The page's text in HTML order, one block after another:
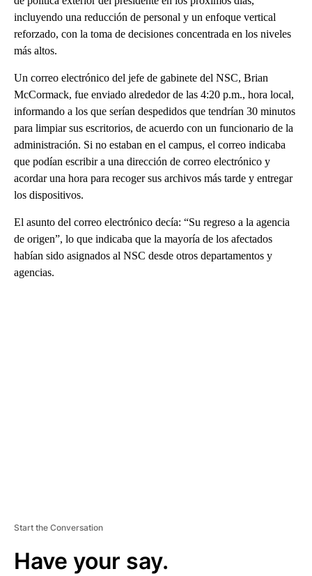
incluyendo una reducción de personal y un enfoque vertical
reforzado, con la toma de decisiones concentrada en los niveles
más altos.
Un correo electrónico del jefe de gabinete del NSC, Brian
McCormack, fue enviado alrededor de las 4:20 p.m., hora local,
informando a los que serían despedidos que tendrían 30 minutos
para limpiar sus escritorios, de acuerdo con un funcionario de la
administración. Si no estaban en el campus, el correo indicaba
que podían escribir a una dirección de correo electrónico y
acordar una hora para recoger sus archivos más tarde y entregar
los dispositivos.
El asunto del correo electrónico decía: “Su regreso a la agencia
de origen”, lo que indicaba que la mayoría de los afectados
habían sido asignados al NSC desde otros departamentos y
agencias.
Start the Conversation
Have your say.